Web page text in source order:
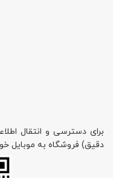
برای دسترسی و انتقال
دقیق) فروشگاه به موبایل